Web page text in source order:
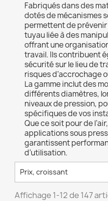
Fabriqués dans des
dotés de mécanismes
permettent de prévenir
tuyau liée à des
offrant une
travail. Ils contribuent
sécurité sur le lieu de
risques d’accrochage
La gamme inclut des
différents diamètres,
niveaux de pression,
spécifiques de vos
Que ce soit pour de
applications sous
garantissent
d’utilisation.
Prix, croissant
Affichage 1-12 de 147